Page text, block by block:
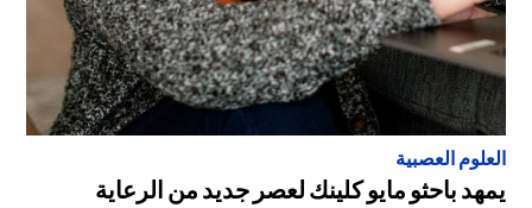
العلوم العصبية
يمهد باحثو مايو كلينك لعصر جديد من الرعاية